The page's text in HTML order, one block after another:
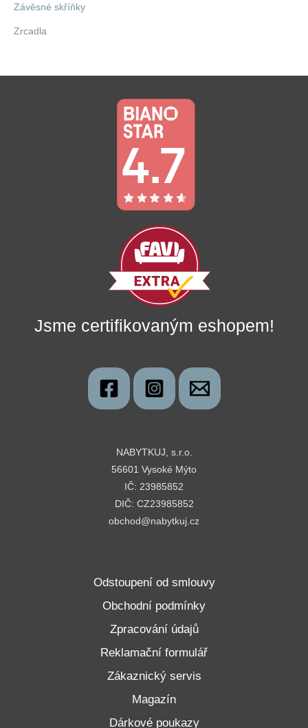
Závěsné skříňky
Zrcadla
Jsme certifikovaným eshopem!
NABYTKUJ, s.r.o.
56601 Vysoké Mýto
IČ: 23985852
DIČ: CZ23985852
obchod@nabytkuj.cz
Odstoupení od smlouvy
Obchodní podmínky
Zpracování údajů
Reklamační formulář
Zákaznický servis
Magazín
Dárkové poukazy